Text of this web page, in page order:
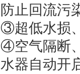
防止回流污
③超低水损
④空气隔断
水器自动开